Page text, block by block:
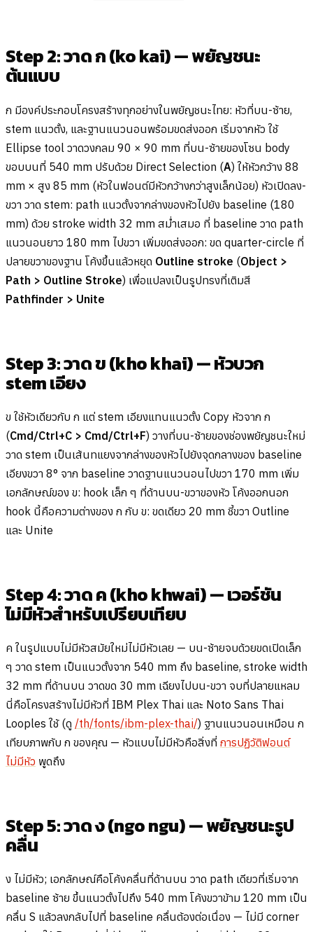
Step 2: วาด ก (ko kai) — พยัญชนะ
ต้นแบบ
ก มีองค์ประกอบโครงสร้างทุกอย่างในพยัญชนะไทย: หัวที่บน-ซ้าย,
stem แนวตั้ง, และฐานแนวนอนพร้อมขดส่งออก เริ่มจากหัว ใช้
Ellipse tool วาดวงกลม 90 × 90 mm ที่บน-ซ้ายของโซน body
ขอบบนที่ 540 mm ปรับด้วย Direct Selection (A) ให้หัวกว้าง 88
mm × สูง 85 mm (หัวในฟอนต์มีหัวกว้างกว่าสูงเล็กน้อย) หัวเปิดลง-
ขวา วาด stem: path แนวตั้งจากล่างของหัวไปยัง baseline (180
mm) ด้วย stroke width 32 mm สม่ำเสมอ ที่ baseline วาด path
แนวนอนยาว 180 mm ไปขวา เพิ่มขดส่งออก: ขด quarter-circle ที่
ปลายขวาของฐาน โค้งขึ้นแล้วหยุด Outline stroke (Object >
Path > Outline Stroke) เพื่อแปลงเป็นรูปทรงที่เติมสี
Pathfinder > Unite
Step 3: วาด ข (kho khai) — หัวบวก
stem เอียง
ข ใช้หัวเดียวกับ ก แต่ stem เอียงแทนแนวตั้ง Copy หัวจาก ก
(Cmd/Ctrl+C > Cmd/Ctrl+F) วางที่บน-ซ้ายของช่องพยัญชนะใหม่
วาด stem เป็นเส้นทแยงจากล่างของหัวไปยังจุดกลางของ baseline
เอียงขวา 8° จาก baseline วาดฐานแนวนอนไปขวา 170 mm เพิ่ม
เอกลักษณ์ของ ข: hook เล็ก ๆ ที่ด้านบน-ขวาของหัว โค้งออกนอก
hook นี้คือความต่างของ ก กับ ข: ขดเดียว 20 mm ชี้ขวา Outline
และ Unite
Step 4: วาด ค (kho khwai) — เวอร์ชัน
ไม่มีหัวสำหรับเปรียบเทียบ
ค ในรูปแบบไม่มีหัวสมัยใหม่ไม่มีหัวเลย — บน-ซ้ายจบด้วยขดเปิดเล็ก
ๆ วาด stem เป็นแนวตั้งจาก 540 mm ถึง baseline, stroke width
32 mm ที่ด้านบน วาดขด 30 mm เฉียงไปบน-ขวา จบที่ปลายแหลม
นี่คือโครงสร้างไม่มีหัวที่ IBM Plex Thai และ Noto Sans Thai
Looples ใช้ (ดู /th/fonts/ibm-plex-thai/) ฐานแนวนอนเหมือน ก
เทียบภาพกับ ก ของคุณ — หัวแบบไม่มีหัวคือสิ่งที่ การปฏิวัติฟอนต์
ไม่มีหัว พูดถึง
Step 5: วาด ง (ngo ngu) — พยัญชนะรูป
คลื่น
ง ไม่มีหัว; เอกลักษณ์คือโค้งคลื่นที่ด้านบน วาด path เดียวที่เริ่มจาก
baseline ซ้าย ขึ้นแนวตั้งไปถึง 540 mm โค้งขวาข้าม 120 mm เป็น
คลื่น S แล้วลงกลับไปที่ baseline คลื่นต้องต่อเนื่อง — ไม่มี corner